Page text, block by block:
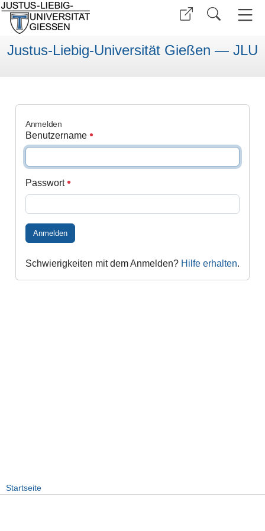
Justus-Liebig-Universität Gießen — JLU
Anmelden
Benutzername
Passwort
Anmelden
Schwierigkeiten mit dem Anmelden? Hilfe erhalten.
Startseite